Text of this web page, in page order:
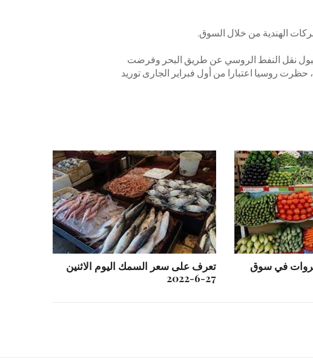
الهندية من خلال السوق.
ديسمبر 2022، حيث توقف الاتحاد الأوروبي عن قبول نقل النفط الروسي عن طريق البحر وفرضت
النقل البحري عند 60 دولارا للبرميل.. وردا على ذلك، حظرت روسيا اعتبارا من أول فبراير الجارى توريد
تعرف على سعر السمك اليوم الاثنين
27-6-2022
في سوق